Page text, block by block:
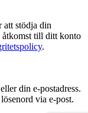
att stödja din
åtkomst till ditt konto
.
din e-postadress.
via e-post.